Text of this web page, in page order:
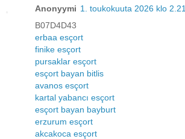
Anonyymi 1. toukokuuta 2026 klo 2.21
B07D4D43
erbaa esçort
finike esçort
pursaklar esçort
esçort bayan bitlis
avanos esçort
kartal yabancı esçort
esçort bayan bayburt
erzurum esçort
akcakoca esçort